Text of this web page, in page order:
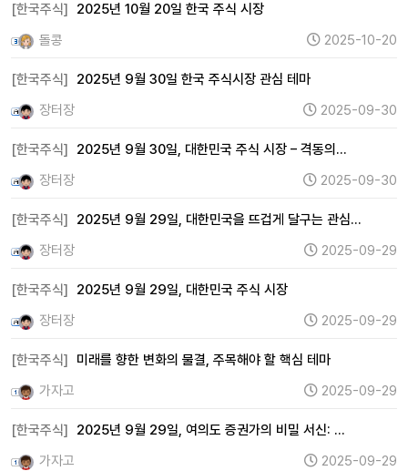
[한국주식]
2025년 10월 20일 한국 주식 시장
돌콩
2025-10-20
[한국주식]
2025년 9월 30일 한국 주식시장 관심 테마
장터장
2025-09-30
[한국주식]
2025년 9월 30일, 대한민국 주식 시장 – 격동의…
장터장
2025-09-30
[한국주식]
2025년 9월 29일, 대한민국을 뜨겁게 달구는 관심…
장터장
2025-09-29
[한국주식]
2025년 9월 29일, 대한민국 주식 시장
장터장
2025-09-29
[한국주식]
미래를 향한 변화의 물결, 주목해야 할 핵심 테마
가자고
2025-09-29
[한국주식]
2025년 9월 29일, 여의도 증권가의 비밀 서신: …
가자고
2025-09-29